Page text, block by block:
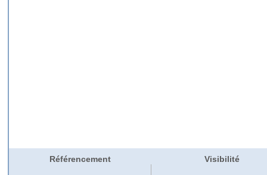
Référencement Visibilité